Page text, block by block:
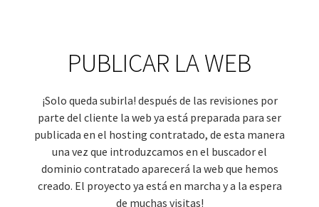
PUBLICAR LA WEB
¡Solo queda subirla! después de las revisiones por
parte del cliente la web ya está preparada para ser
publicada en el hosting contratado, de esta manera
una vez que introduzcamos en el buscador el
dominio contratado aparecerá la web que hemos
creado. El proyecto ya está en marcha y a la espera
de muchas visitas!